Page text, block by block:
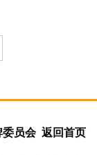
委员会 返回首页